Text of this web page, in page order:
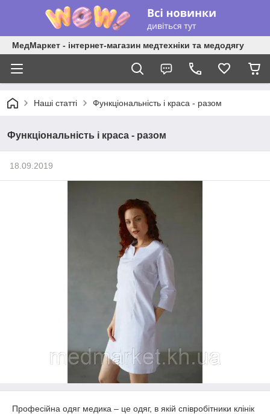
МедМаркет - інтернет-магазин медтехніки та медодягу
Наші статті Функціональність і краса - разом
Функціональність і краса - разом
18.09.2019
Професійна одяг медика – це одяг, в якій співробітники клінік